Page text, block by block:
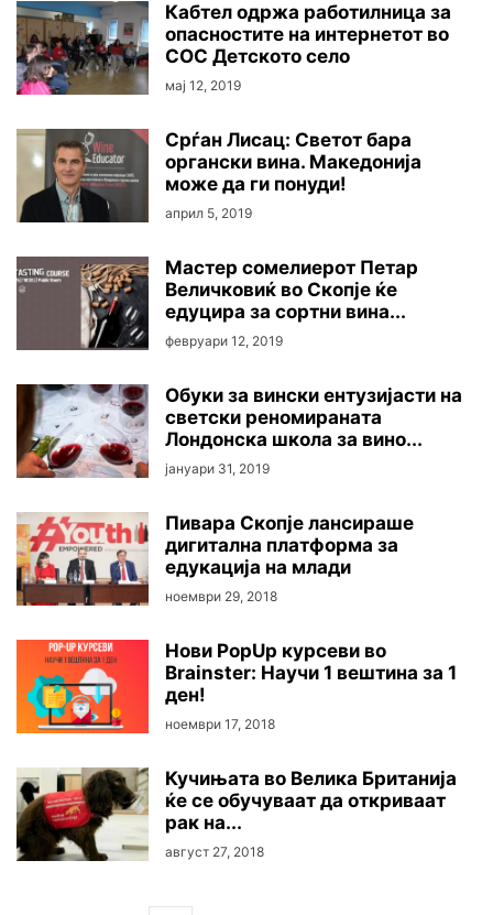
Кабтел одржа работилница за
опасностите на интернетот во
СОС Детското село
мај 12, 2019
Срѓан Лисац: Светот бара
органски вина. Македонија
може да ги понуди!
април 5, 2019
Мастер сомелиерот Петар
Величковиќ во Скопје ќе
едуцира за сортни вина...
февруари 12, 2019
Обуки за вински ентузијасти на
светски реномираната
Лондонска школа за вино...
јануари 31, 2019
Пивара Скопје лансираше
дигитална платформа за
едукација на млади
ноември 29, 2018
Нови PopUp курсеви во
Brainster: Научи 1 вештина за 1
ден!
ноември 17, 2018
Кучињата во Велика Британија
ќе се обучуваат да откриваат
рак на...
август 27, 2018